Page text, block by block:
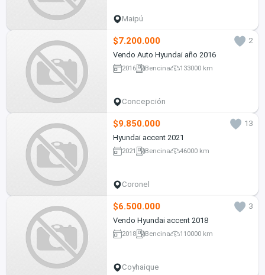
Maipú
$7.200.000
2
Vendo Auto Hyundai año 2016
2016 Bencina 133000 km
Concepción
$9.850.000
13
Hyundai accent 2021
2021 Bencina 46000 km
Coronel
$6.500.000
3
Vendo Hyundai accent 2018
2018 Bencina 110000 km
Coyhaique